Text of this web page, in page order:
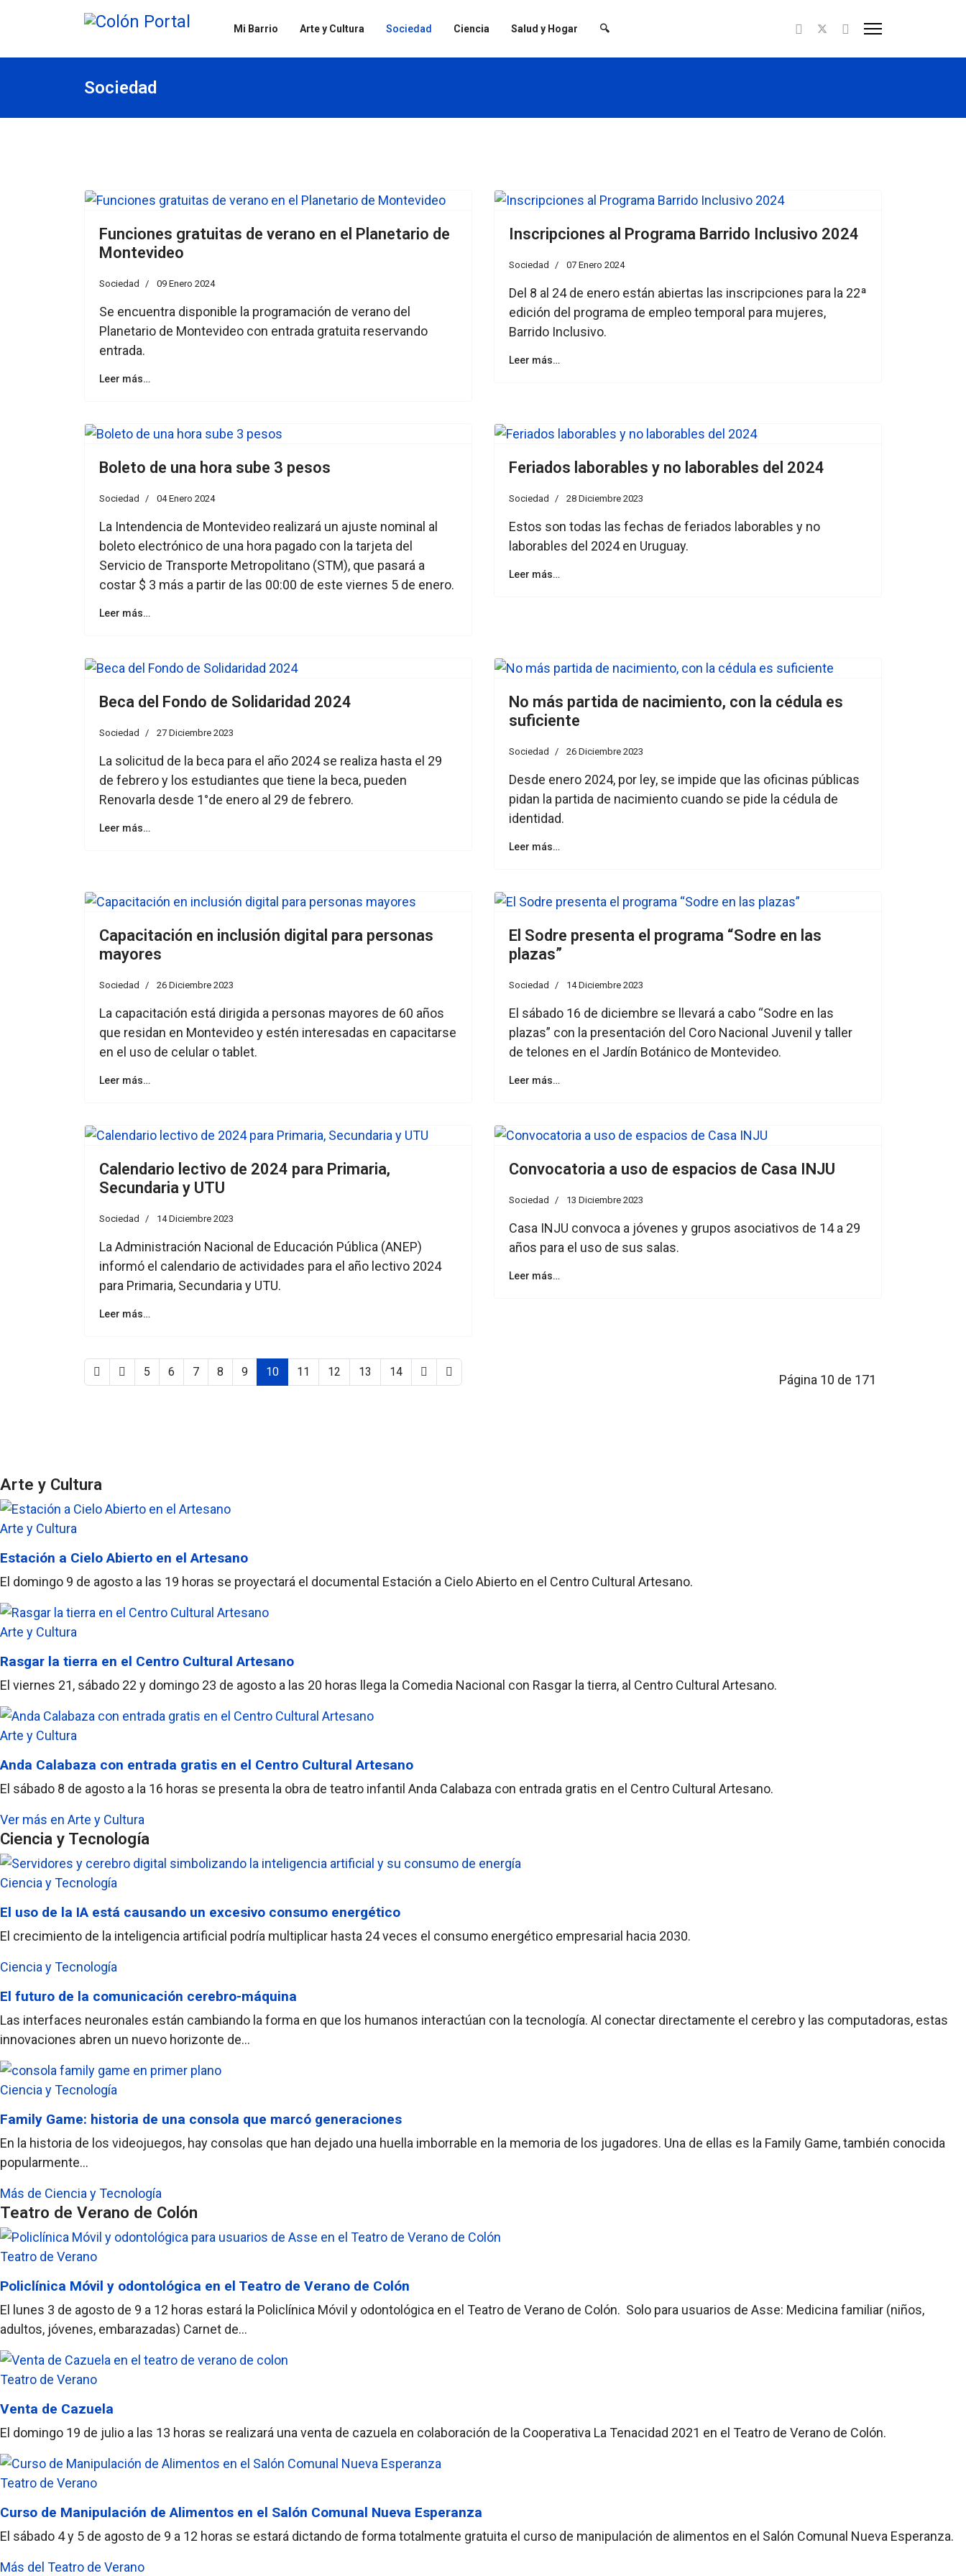
Mi Barrio Arte y Cultura Sociedad Ciencia Salud y Hogar 🔍
Sociedad
Funciones gratuitas de verano en el Planetario de
Montevideo
Sociedad 09 Enero 2024
Se encuentra disponible la programación de verano del
Planetario de Montevideo con entrada gratuita reservando
entrada.
Leer más…
Inscripciones al Programa Barrido Inclusivo 2024
Sociedad 07 Enero 2024
Del 8 al 24 de enero están abiertas las inscripciones para la 22ª
edición del programa de empleo temporal para mujeres,
Barrido Inclusivo.
Leer más…
Boleto de una hora sube 3 pesos
Sociedad 04 Enero 2024
La Intendencia de Montevideo realizará un ajuste nominal al
boleto electrónico de una hora pagado con la tarjeta del
Servicio de Transporte Metropolitano (STM), que pasará a
costar $ 3 más a partir de las 00:00 de este viernes 5 de enero.
Leer más…
Feriados laborables y no laborables del 2024
Sociedad 28 Diciembre 2023
Estos son todas las fechas de feriados laborables y no
laborables del 2024 en Uruguay.
Leer más…
Beca del Fondo de Solidaridad 2024
Sociedad 27 Diciembre 2023
La solicitud de la beca para el año 2024 se realiza hasta el 29
de febrero y los estudiantes que tiene la beca, pueden
Renovarla desde 1°de enero al 29 de febrero.
Leer más…
No más partida de nacimiento, con la cédula es
suficiente
Sociedad 26 Diciembre 2023
Desde enero 2024, por ley, se impide que las oficinas públicas
pidan la partida de nacimiento cuando se pide la cédula de
identidad.
Leer más…
Capacitación en inclusión digital para personas
mayores
Sociedad 26 Diciembre 2023
La capacitación está dirigida a personas mayores de 60 años
que residan en Montevideo y estén interesadas en capacitarse
en el uso de celular o tablet.
Leer más…
El Sodre presenta el programa “Sodre en las
plazas”
Sociedad 14 Diciembre 2023
El sábado 16 de diciembre se llevará a cabo “Sodre en las
plazas” con la presentación del Coro Nacional Juvenil y taller
de telones en el Jardín Botánico de Montevideo.
Leer más…
Calendario lectivo de 2024 para Primaria,
Secundaria y UTU
Sociedad 14 Diciembre 2023
La Administración Nacional de Educación Pública (ANEP)
informó el calendario de actividades para el año lectivo 2024
para Primaria, Secundaria y UTU.
Leer más…
Convocatoria a uso de espacios de Casa INJU
Sociedad 13 Diciembre 2023
Casa INJU convoca a jóvenes y grupos asociativos de 14 a 29
años para el uso de sus salas.
Leer más…
Página 10 de 171
5 6 7 8 9 10 11 12 13 14
Arte y Cultura
Arte y Cultura
Estación a Cielo Abierto en el Artesano
El domingo 9 de agosto a las 19 horas se proyectará el documental Estación a Cielo Abierto en el Centro Cultural Artesano.
Arte y Cultura
Rasgar la tierra en el Centro Cultural Artesano
El viernes 21, sábado 22 y domingo 23 de agosto a las 20 horas llega la Comedia Nacional con Rasgar la tierra, al Centro Cultural Artesano.
Arte y Cultura
Anda Calabaza con entrada gratis en el Centro Cultural Artesano
El sábado 8 de agosto a la 16 horas se presenta la obra de teatro infantil Anda Calabaza con entrada gratis en el Centro Cultural Artesano.
Ver más en Arte y Cultura
Ciencia y Tecnología
Ciencia y Tecnología
El uso de la IA está causando un excesivo consumo energético
El crecimiento de la inteligencia artificial podría multiplicar hasta 24 veces el consumo energético empresarial hacia 2030.
Ciencia y Tecnología
El futuro de la comunicación cerebro-máquina
Las interfaces neuronales están cambiando la forma en que los humanos interactúan con la tecnología. Al conectar directamente el cerebro y las computadoras, estas
innovaciones abren un nuevo horizonte de...
Ciencia y Tecnología
Family Game: historia de una consola que marcó generaciones
En la historia de los videojuegos, hay consolas que han dejado una huella imborrable en la memoria de los jugadores. Una de ellas es la Family Game, también conocida
popularmente...
Más de Ciencia y Tecnología
Teatro de Verano de Colón
Teatro de Verano
Policlínica Móvil y odontológica en el Teatro de Verano de Colón
El lunes 3 de agosto de 9 a 12 horas estará la Policlínica Móvil y odontológica en el Teatro de Verano de Colón. Solo para usuarios de Asse: Medicina familiar (niños,
adultos, jóvenes, embarazadas) Carnet de...
Teatro de Verano
Venta de Cazuela
El domingo 19 de julio a las 13 horas se realizará una venta de cazuela en colaboración de la Cooperativa La Tenacidad 2021 en el Teatro de Verano de Colón.
Teatro de Verano
Curso de Manipulación de Alimentos en el Salón Comunal Nueva Esperanza
El sábado 4 y 5 de agosto de 9 a 12 horas se estará dictando de forma totalmente gratuita el curso de manipulación de alimentos en el Salón Comunal Nueva Esperanza.
Más del Teatro de Verano